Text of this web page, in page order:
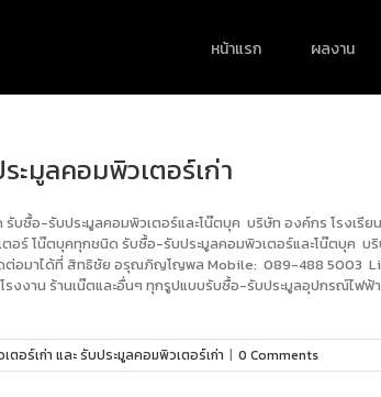
หน้าแรก ผลงาน
ะมูลคอมพิวเตอร์เก่า
ซื้อ-รับประมูลคอมพิวเตอร์และโน๊ตบุค บริษัท องค์กร โรงเรี
อร์ โน๊ตบุคทุกชนิด รับซื้อ-รับประมูลคอมพิวเตอร์และโน๊ตบุค
ดต่อมาได้ที่ สิทธิชัย อรุณภิญโญพล Mobile: 089-488 5003
รงงาน ร้านเน๊ตและอื่นๆ ทุกรูปแบบรับซื้อ-รับประมูลอุปกรณ์
ตอร์เก่า และ รับประมูลคอมพิวเตอร์เก่า | 0 Comments